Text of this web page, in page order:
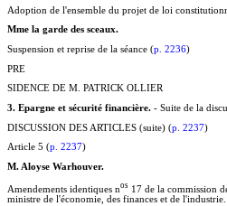
Adoption de l'ensemble du projet de loi
Mme la garde des sceaux.
Suspension et reprise de la séance (p. 2236)
PRE
SIDENCE DE M. PATRICK OLLIER
3. Epargne et sécurité financière. - Suite de la
DISCUSSION DES ARTICLES (suite) (p. 2237)
Article 5 (p. 2237)
M. Aloyse Warhouver.
Amendements identiques nos 17 de la commission
ministre de l'économie, des finances et de